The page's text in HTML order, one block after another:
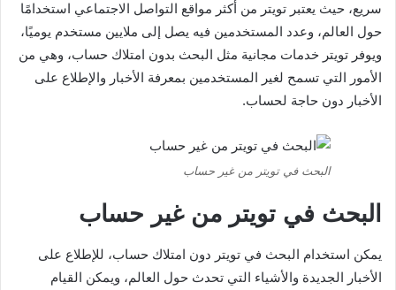
سريع، حيث يعتبر تويتر من أكثر مواقع التواصل الاجتماعي استخدامًا
حول العالم، وعدد المستخدمين فيه يصل إلى ملايين مستخدم يوميًا،
ويوفر تويتر خدمات مجانية مثل البحث بدون امتلاك حساب، وهي من
الأمور التي تسمح لغير المستخدمين بمعرفة الأخبار والإطلاع على
الأخبار دون حاجة لحساب.
البحث في تويتر من غير حساب
البحث في تويتر من غير حساب
يمكن استخدام البحث في تويتر دون امتلاك حساب، للإطلاع على
الأخبار الجديدة والأشياء التي تحدث حول العالم، ويمكن القيام